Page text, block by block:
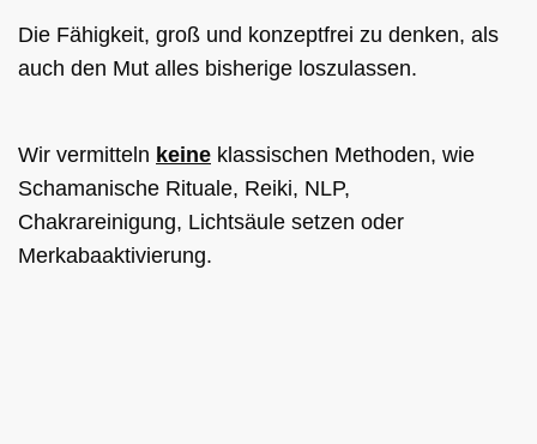
Die Fähigkeit, groß und konzeptfrei zu denken, als
auch den Mut alles bisherige loszulassen.
Wir vermitteln keine klassischen Methoden, wie
Schamanische Rituale, Reiki, NLP,
Chakrareinigung, Lichtsäule setzen oder
Merkabaaktivierung.